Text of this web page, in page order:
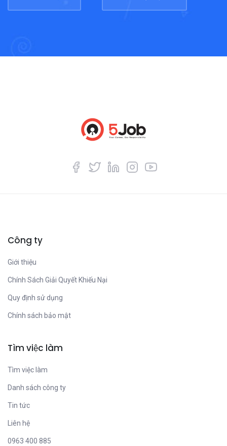
Công ty
Giới thiệu
Chính Sách Giải Quyết Khiếu Nại
Quy định sử dụng
Chính sách bảo mật
Tìm việc làm
Tìm việc làm
Danh sách công ty
Tin tức
Liên hệ
0963 400 885